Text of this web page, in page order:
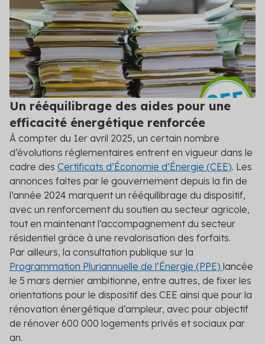
Travaux
Solutions financement (5)
Valorisez vos opérations d’économies
d’énergie avec les CEE
Hellio vous aide dans le montage de vos dossiers
CEE
Subventions publiques
Trouvez les financements pour vos opérations
d'économies d'énergie
Contrat de Performance Énergétique
Fixez un objectif clair d'efficacité énergétique sur
une durée déterminée
Professionnels : devenez partenaire
Hellio
Obtenez les primes CEE pour vos chantiers de
rénovation
Simulateur Hellio : rejoignez la
plateforme
Découvrez les primes auxquelles vous pouvez
prétendre
Industrie
Logement social
Particuliers
Professionnels du bâtiment
Secteur public
Tertiaire
Transport
Voir tous les secteurs
nous anime
Aides et financements
Nos experts décryptent pour vous les aides
disponibles et adaptées
Nos engagements
Nos valeurs nous poussent à aller plus loin dans la
transition énergétique
Calendrier réglementaire
Découvrez les dernières actualités réglementaires
Références
Consultez les retours d'expérience d'industriels,
d'entreprises et de nos autres clients
Communiqués de presse
Les dernières actualités concernant la maîtrise de
l'énergie
Événements
Découvrez tous les événements auxquels Hellio
participe
Réglementation
Nous détaillons ici les dernières réglementations et
leur impact
Conseils
Nos experts vous donnent leurs conseils en
maîtrise de l'énergie
Voir toutes les actualités
Carrières
Contact
Un rééquilibrage des aides pour une
efficacité énergétique renforcée
À compter du 1er avril 2025, un certain nombre
d’évolutions réglementaires entrent en vigueur dans le
cadre des Certificats d’Économie d’Énergie (CEE). Les
annonces faites par le gouvernement depuis la fin de
l’année 2024 marquent un rééquilibrage du dispositif,
avec un renforcement du soutien au secteur agricole,
tout en maintenant l’accompagnement du secteur
résidentiel grâce à une revalorisation des forfaits.
Par ailleurs, la consultation publique sur la
Programmation Pluriannuelle de l’Énergie (PPE) lancée
le 5 mars dernier ambitionne, entre autres, de fixer les
orientations pour le dispositif des CEE ainsi que pour la
rénovation énergétique d’ampleur, avec pour objectif
de rénover 600 000 logements privés et sociaux par
an.